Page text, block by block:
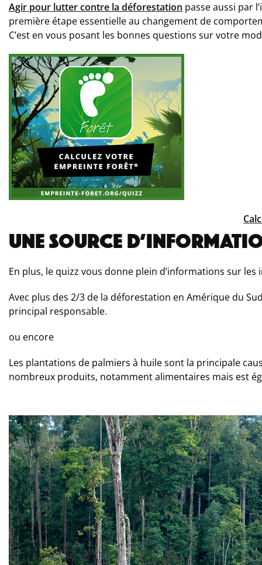
Agir pour lutter contre la déforestation passe aussi par
première étape essentielle au changement de
C’est en vous posant les bonnes questions sur votre
UNE SOURCE
En plus, le quizz vous donne plein d’informations sur
Avec plus des 2/3 de la déforestation en Amérique du
principal responsable.
ou encore
Les plantations de palmiers à huile sont la principale
nombreux produits, notamment alimentaires mais est